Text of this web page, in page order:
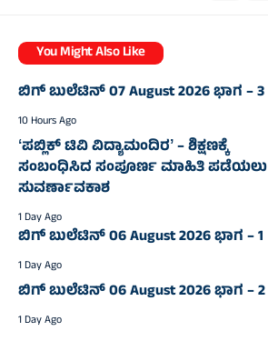
You Might Also Like
ಬಿಗ್‌ ಬುಲೆಟಿನ್‌ 07 August 2026 ಭಾಗ – 3
10 Hours Ago
ʻಪಬ್ಲಿಕ್‌ ಟಿವಿ ವಿದ್ಯಾಮಂದಿರʼ – ಶಿಕ್ಷಣಕ್ಕೆ
ಸಂಬಂಧಿಸಿದ ಸಂಪೂರ್ಣ ಮಾಹಿತಿ ಪಡೆಯಲು
ಸುವರ್ಣಾವಕಾಶ
1 Day Ago
ಬಿಗ್‌ ಬುಲೆಟಿನ್‌ 06 August 2026 ಭಾಗ – 1
1 Day Ago
ಬಿಗ್‌ ಬುಲೆಟಿನ್‌ 06 August 2026 ಭಾಗ – 2
1 Day Ago